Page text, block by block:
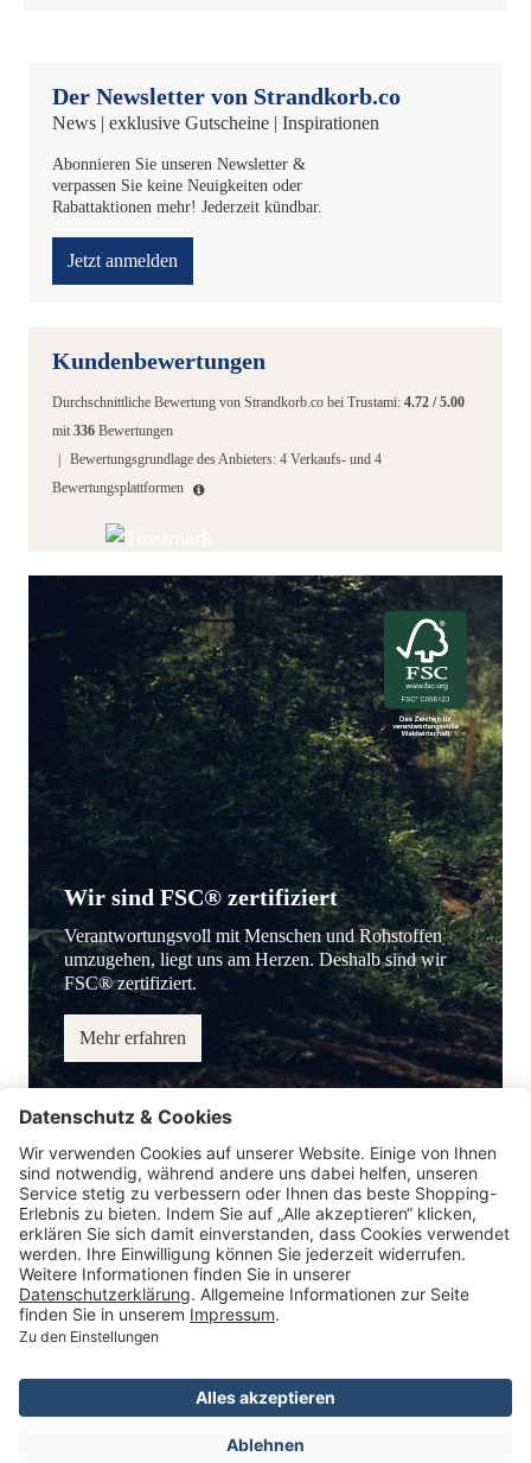
Der Newsletter von Strandkorb.co
News | exklusive Gutscheine | Inspirationen
Abonnieren Sie unseren Newsletter &
verpassen Sie keine Neuigkeiten oder
Rabattaktionen mehr! Jederzeit kündbar.
Jetzt anmelden
Kundenbewertungen
Durchschnittliche Bewertung von Strandkorb.co bei Trustami: 4.72 /5.00
mit 336 Bewertungen
Bewertungsgrundlage des Anbieters: 4 Verkaufs- und 4
Bewertungsplattformen
Wir sind FSC® zertifiziert
Verantwortungsvoll mit Menschen und Rohstoffen
umzugehen, liegt uns am Herzen. Deshalb sind wir
FSC® zertifiziert.
Mehr erfahren
Service-Hotline
Information
Service
Zahlungsmöglichkeiten
* Alle Preise inkl. gesetzl. Mehrwertsteuer.